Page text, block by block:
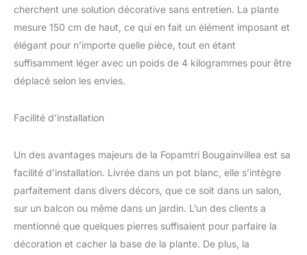
de 26 cm. Les branches
ajustables permettent de
personnaliser facilement
la forme du bougainvillea
pour l'adapter à votre
exotique aux pièces qui
de couleur. L'arbre idéal
pour décorer les salons,
les chambres à coucher,
les balcons et plus
cherchent une solution décorative sans entretien. La plante
mesure 150 cm de haut, ce qui en fait un élément imposant et
élégant pour n’importe quelle pièce, tout en étant
suffisamment léger avec un poids de 4 kilogrammes pour être
déplacé selon les envies.
Facilité d’installation
Un des avantages majeurs de la Fopamtri Bougainvillea est sa
facilité d’installation. Livrée dans un pot blanc, elle s’intègre
parfaitement dans divers décors, que ce soit dans un salon,
sur un balcon ou même dans un jardin. L’un des clients a
mentionné que quelques pierres suffisaient pour parfaire la
décoration et cacher la base de la plante. De plus, la